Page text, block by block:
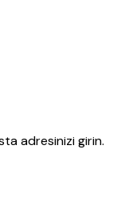
adresinizi girin.